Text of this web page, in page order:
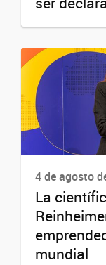
4 de agosto
La
mundial